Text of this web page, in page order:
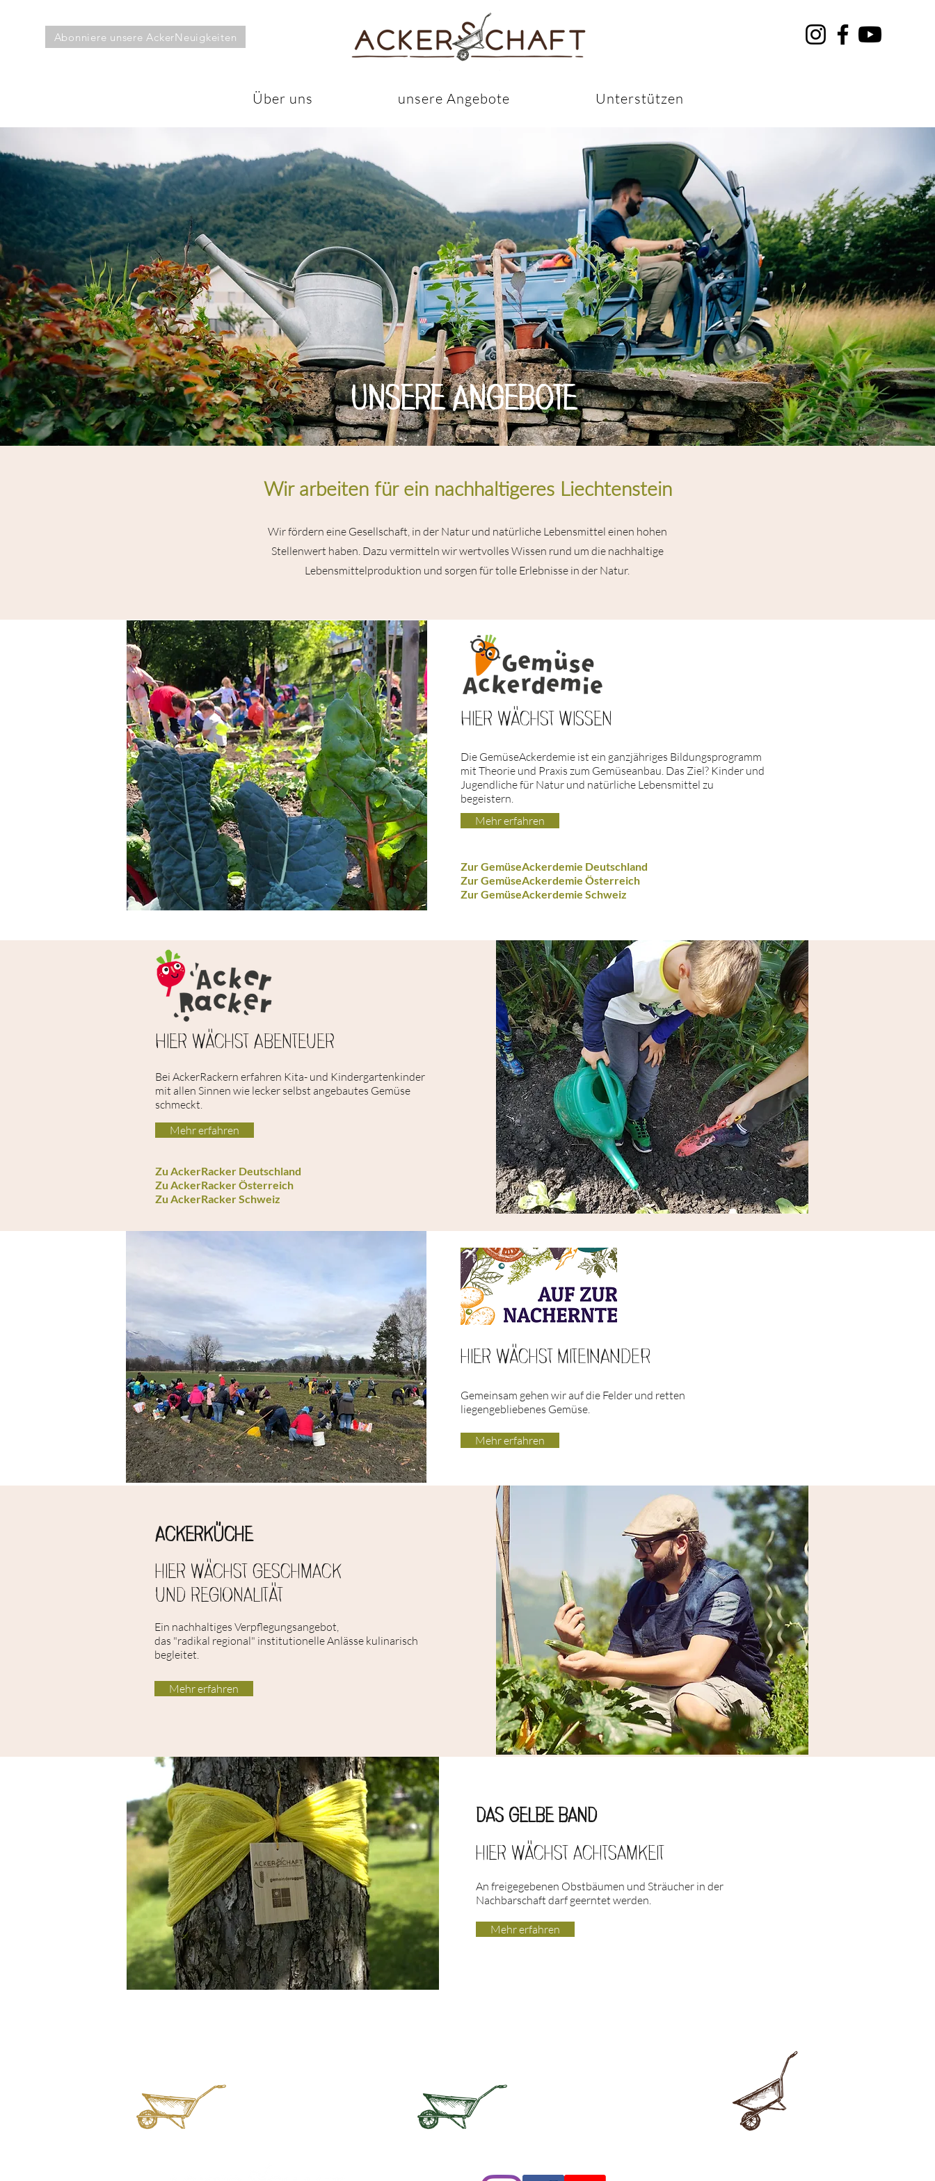
Abonniere unsere AckerNeuigkeiten
Über uns unsere Angebote Unterstützen
Unsere Angebote
Wir arbeiten für ein nachhaltigeres Liechtenstein
Wir fördern eine Gesellschaft, in der Natur und natürliche Lebensmittel einen hohen
Stellenwert haben. Dazu vermitteln wir wertvolles Wissen rund um die nachhaltige
Lebensmittelproduktion und sorgen für tolle Erlebnisse in der Natur.
Hier wächst Wissen
Die GemüseAckerdemie ist ein ganzjähriges Bildungsprogramm
mit Theorie und Praxis zum Gemüseanbau. Das Ziel? Kinder und
Jugendliche für Natur und natürliche Lebensmittel zu
begeistern.
Mehr erfahren
Zur GemüseAckerdemie Deutschland
Zur GemüseAckerdemie Österreich
Zur GemüseAckerdemie Schweiz
Hier wächst Abenteuer
Bei AckerRackern erfahren Kita- und Kindergartenkinder
mit allen Sinnen wie lecker selbst angebautes Gemüse
schmeckt.
Mehr erfahren
Zu AckerRacker Deutschland
Zu AckerRacker Österreich
Zu AckerRacker Schweiz
hier wächst MitEINANDER
Gemeinsam gehen wir auf die Felder und retten
liegengebliebenes Gemüse.
Mehr erfahren
Ackerküche
hier wächst geschmack
und regionalität
Ein nachhaltiges Verpflegungsangebot,
das "radikal regional" institutionelle Anlässe kulinarisch
begleitet.
Mehr erfahren
das gelbe band
hier wächst achtsamkeit
An freigegebenen Obstbäumen und Sträucher in der
Nachbarschaft darf geerntet werden.
Mehr erfahren